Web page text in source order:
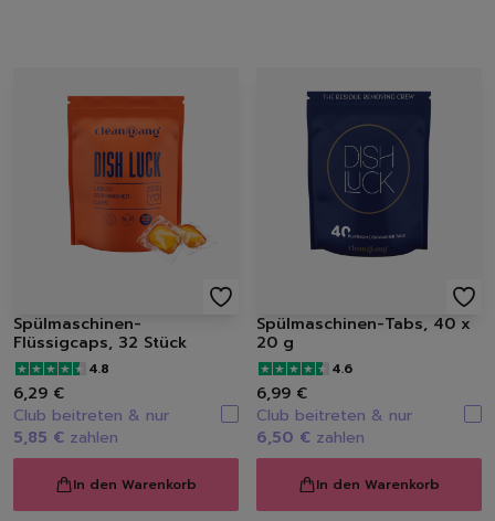
Innenraum | Cockpit
Außen | Lack
Felgen | Reifen |
Autodüfte
Schuhpflege
Sneakerreinigung
Schuhcreme
Schuhimprägnierung
Duft | Kerzen
Lufterfrischer
Raumdüfte
Kerzen
Hygiene
Handseifen
Spülmaschinen-
Flüssigcaps, 32 Stück
4.8
6,29 €
Club beitreten & nur
5,85 € zahlen
In den Warenkorb
Spülmaschinen-Tabs, 40 x
20 g
4.6
6,99 €
Club beitreten & nur
6,50 € zahlen
In den Warenkorb